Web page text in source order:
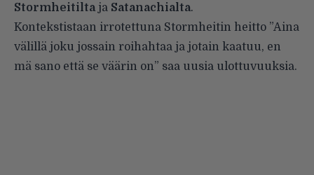
Stormheitiltaja Satanachialta.
Kontekstistaan irrotettuna Stormheitin heitto ”Aina
välillä joku jossain roihahtaa ja jotain kaatuu, en
mä sano että se väärin on” saa uusia ulottuvuuksia.